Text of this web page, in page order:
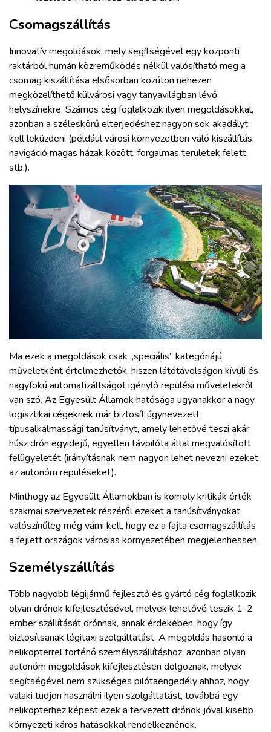
Csomagszállítás
Innovatív megoldások, mely segítségével egy központi
raktárból humán közreműködés nélkül valósítható meg a
csomag kiszállítása elsősorban közúton nehezen
megközelíthető külvárosi vagy tanyavilágban lévő
helyszínekre. Számos cég foglalkozik ilyen megoldásokkal,
azonban a széleskörű elterjedéshez nagyon sok akadályt
kell leküzdeni (például városi környezetben való kiszállítás,
navigáció magas házak között, forgalmas területek felett,
stb.).
Ma ezek a megoldások csak „speciális” kategóriájú
műveletként értelmezhetők, hiszen látótávolságon kívüli és
nagyfokú automatizáltságot igénylő repülési műveletekről
van szó. Az Egyesült Államok hatósága ugyanakkor a nagy
logisztikai cégeknek már biztosít úgynevezett
típusalkalmassági tanúsítványt, amely lehetővé teszi akár
húsz drón egyidejű, egyetlen távpilóta által megvalósított
felügyeletét (irányításnak nem nagyon lehet nevezni ezeket
az autonóm repüléseket).
Minthogy az Egyesült Államokban is komoly kritikák érték
szakmai szervezetek részéről ezeket a tanúsítványokat,
valószínűleg még várni kell, hogy ez a fajta csomagszállítás
a fejlett országok városias környezetében megjelenhessen.
Személyszállítás
Több nagyobb légijármű fejlesztő és gyártó cég foglalkozik
olyan drónok kifejlesztésével, melyek lehetővé teszik 1-2
ember szállítását drónnak, annak érdekében, hogy így
biztosítsanak légitaxi szolgáltatást. A megoldás hasonló a
helikopterrel történő személyszállításhoz, azonban olyan
autonóm megoldások kifejlesztésen dolgoznak, melyek
segítségével nem szükséges pilótaengedély ahhoz, hogy
valaki tudjon használni ilyen szolgáltatást, továbbá egy
helikopterhez képest ezek a tervezett drónok jóval kisebb
környezeti káros hatásokkal rendelkeznének.